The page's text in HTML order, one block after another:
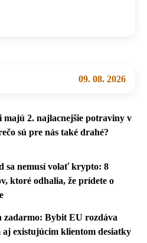
09. 08. 2026
majú 2. najlacnejšie potraviny v
sú pre nás také drahé?
sa nemusí volať krypto: 8
ktoré odhalia, že prídete o
zadarmo: Bybit EU rozdáva
aj existujúcim klientom desiatky